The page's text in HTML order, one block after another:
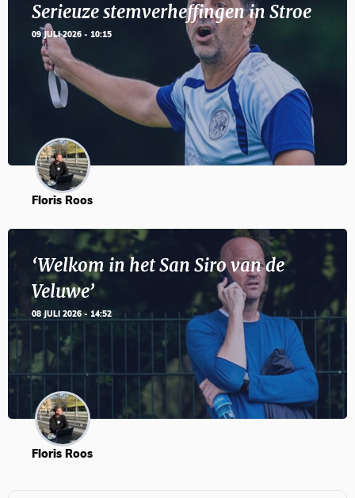
Serieuze stemverheffingen in Stroe
09 JULI 2026 - 10:15
Floris Roos
‘Welkom in het San Siro van de
Veluwe’
08 JULI 2026 - 14:52
Floris Roos